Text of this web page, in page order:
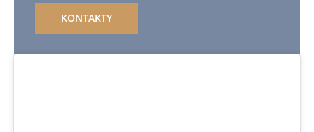
KONTAKTY